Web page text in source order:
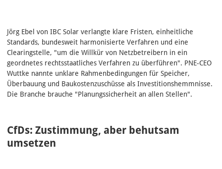
Jörg Ebel von IBC Solar verlangte klare Fristen, einheitliche
Standards, bundesweit harmonisierte Verfahren und eine
Clearingstelle, "um die Willkür von Netzbetreibern in ein
geordnetes rechtsstaatliches Verfahren zu überführen". PNE‑CEO
Wuttke nannte unklare Rahmenbedingungen für Speicher,
Überbauung und Baukostenzuschüsse als Investitionshemmnisse.
Die Branche brauche "Planungssicherheit an allen Stellen".
CfDs: Zustimmung, aber behutsam
umsetzen